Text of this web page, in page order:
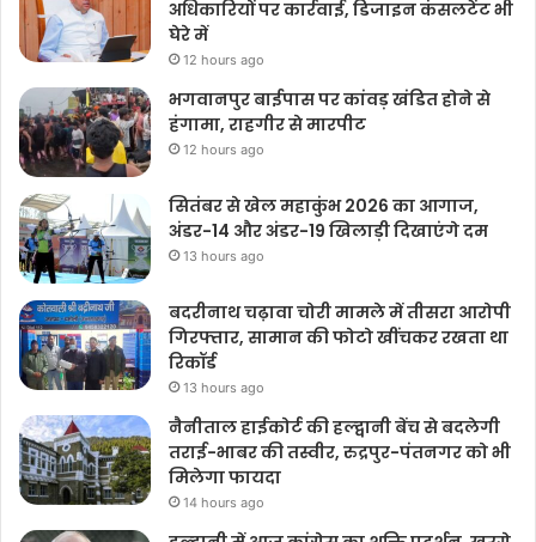
अधिकारियों पर कार्रवाई, डिजाइन कंसलटेंट भी
घेरे में
12 hours ago
भगवानपुर बाईपास पर कांवड़ खंडित होने से
हंगामा, राहगीर से मारपीट
12 hours ago
सितंबर से खेल महाकुंभ 2026 का आगाज,
अंडर-14 और अंडर-19 खिलाड़ी दिखाएंगे दम
13 hours ago
बदरीनाथ चढ़ावा चोरी मामले में तीसरा आरोपी
गिरफ्तार, सामान की फोटो खींचकर रखता था
रिकॉर्ड
13 hours ago
नैनीताल हाईकोर्ट की हल्द्वानी बेंच से बदलेगी
तराई-भाबर की तस्वीर, रुद्रपुर-पंतनगर को भी
मिलेगा फायदा
14 hours ago